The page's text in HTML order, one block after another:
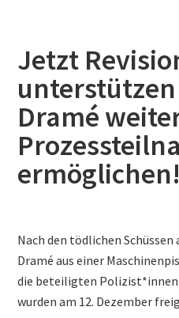
Jetzt
Dramé
ermöglichen!
Nach den tödlichen
Dramé aus einer
die beteiligten
wurden am 12. Dezember